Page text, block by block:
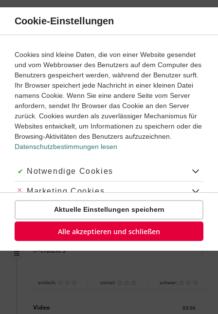
Direkt
Inhalt
Englisch 6. Klasse
If-clause (type I) bilden
Dauer: 50 Minuten
Empfohlen von
Tutor Ryan
VIDEOS, AUFGABEN UND ÜBUNGEN ZUGEHÖRIGE KLASSENARBEITEN
Dauer:
einfach
If-clauses
einfach: mittel: schwer:
Video 03:56
Cookie-Einstellungen
Cookies sind kleine Daten, die von einer Website gesendet
und vom Webbrowser des Benutzers auf dem Computer des
Benutzers gespeichert werden, während der Benutzer surft.
Ihr Browser speichert jede Nachricht in einer kleinen Datei
namens Cookie. Wenn Sie eine andere Seite vom Server
anfordern, sendet Ihr Browser das Cookie an den Server
zurück. Cookies wurden als zuverlässiger Mechanismus für
Websites entwickelt, um Informationen zu speichern oder die
Browsing-Aktivitäten des Benutzers aufzuzeichnen.
Datenschutzbestimmungen lesen
Akzeptiert:
Notwendige Cookies
Abgelehnt:
Marketing Cookies
Abgelehnt:
Personalisierungs-Cookies
Aktuelle Einstellungen speichern
Alle akzeptieren und schließen